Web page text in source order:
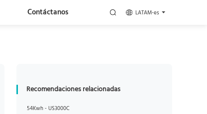
Contáctanos LATAM-es
Recomendaciones relacionadas
54Kwh - US3000C